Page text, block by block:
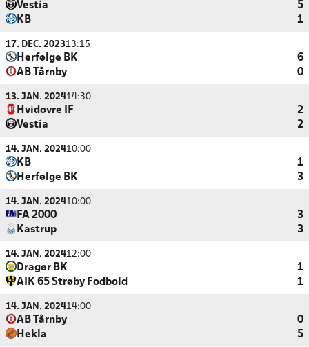
Vestia
5
KB
1
17. DEC. 202313:15
Herfølge BK
6
AB Tårnby
0
13. JAN. 202414:30
Hvidovre IF
2
Vestia
2
14. JAN. 202410:00
KB
1
Herfølge BK
3
14. JAN. 202410:00
FA 2000
3
Kastrup
3
14. JAN. 202412:00
Dragør BK
1
AIK 65 Strøby Fodbold
1
14. JAN. 202414:00
AB Tårnby
0
Hekla
5